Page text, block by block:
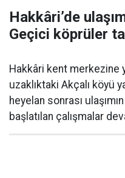
Hakkâri’de
Geçici köprüler
Hakkâri kent merkezine
uzaklıktaki Akçalı köyü
heyelan sonrası
başlatılan çalışmalar